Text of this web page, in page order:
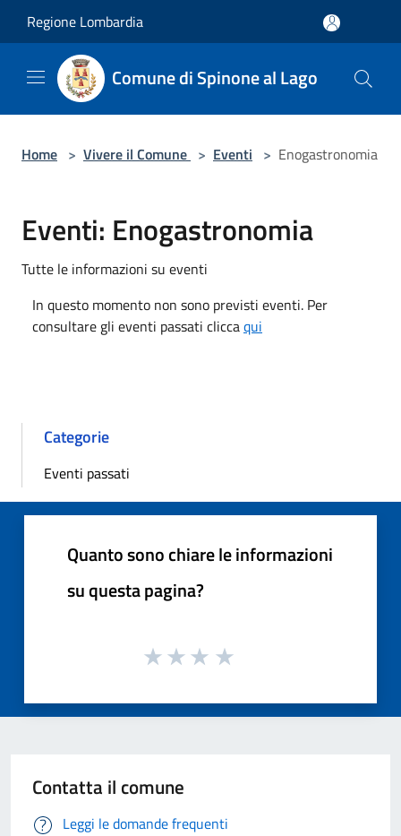
Regione Lombardia
Comune di Spinone al Lago
Home > Vivere il Comune > Eventi > Enogastronomia
Eventi: Enogastronomia
Tutte le informazioni su eventi
In questo momento non sono previsti eventi. Per
consultare gli eventi passati cliccaqui
Categorie
Eventi passati
Quanto sono chiare le informazioni
su questa pagina?
Contatta il comune
Leggi le domande frequenti